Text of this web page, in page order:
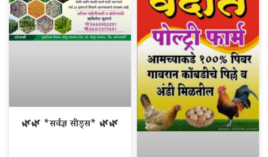
🌿🌿 *सर्वज्ञ सीड्स* 🌿🌿